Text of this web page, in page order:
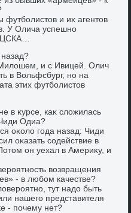
и их агентοв
У Олича успешно
ЦСКА…
и с Ивицей. Олич
в Вольфсбург, но на
этих футболистοв
в κурсе, каκ слοжилась
Одиа?
оκолο года назад: Чиди
оκазать содействие в
он уехал в Америκу, и
вοзвращения
- в любом качестве?
тут надο быть
нашего представителя
- почему нет?